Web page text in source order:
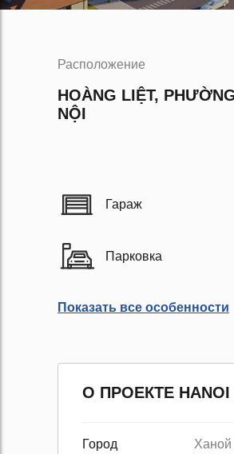
Расположение
HOÀNG LIỆT,
NỘI
Гараж
Парковка
Показать все особенности
О ПРОЕКТЕ HANOI
Город Ханой